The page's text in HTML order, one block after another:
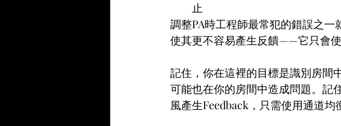
止
調整PA時工程師最常犯的錯誤之
使其更不容易產生反饋——它只會使
記住，你在這裡的目標是識別房間
可能也在你的房間中造成問題。記
風產生Feedback，只需使用通道均